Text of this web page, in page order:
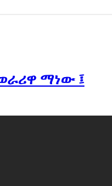
ማነው ፤